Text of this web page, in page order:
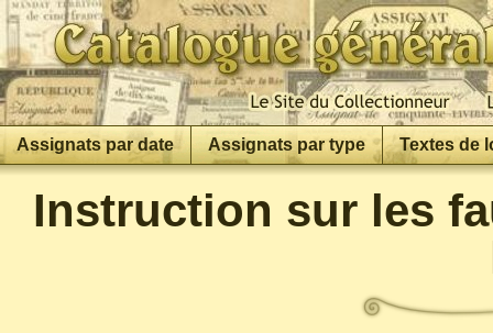
Assignats par date Assignats par type Textes de
Instruction sur les